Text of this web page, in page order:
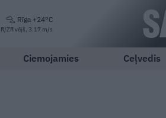
Rīga +24°C
ZR vējš, 3.17 m/s
Ciemojamies Ceļvedis